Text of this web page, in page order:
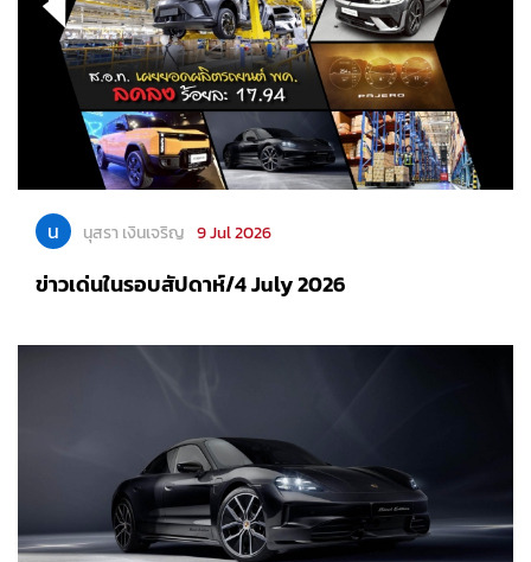
น นุสรา เงินเจริญ 9 Jul 2026
ข่าวเด่นในรอบสัปดาห์/4 July 2026